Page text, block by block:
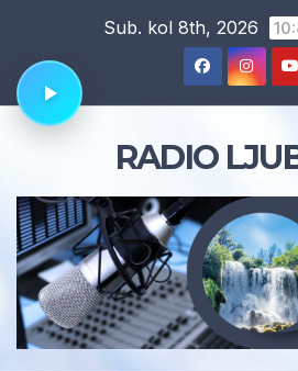
content
Sub. kol 8th, 2026
RADIO